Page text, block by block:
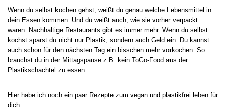
Wenn du selbst kochen gehst, weißt du genau welche Lebensmittel in
dein Essen kommen. Und du weißt auch, wie sie vorher verpackt
waren. Nachhaltige Restaurants gibt es immer mehr. Wenn du selbst
kochst sparst du nicht nur Plastik, sondern auch Geld ein. Du kannst
auch schon für den nächsten Tag ein bisschen mehr vorkochen. So
brauchst du in der Mittagspause z.B. kein ToGo-Food aus der
Plastikschachtel zu essen.
Hier habe ich noch ein paar Rezepte zum vegan und plastikfrei leben für
dich: